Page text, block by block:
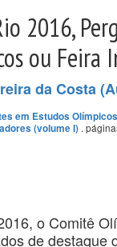
2016,
ou
da Costa
em Estudos
(volume I) .
o Comitê
de destaque